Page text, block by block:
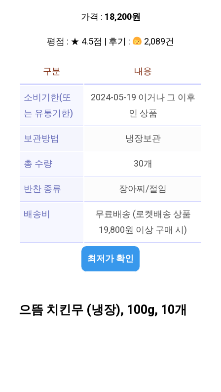
가격 : 18,200원
평점 : ★ 4.5점 | 후기 :
2,089건
구분
내용
소비기한(또
는 유통기한)
2024-05-19 이거나 그 이후
인 상품
보관방법
냉장보관
총 수량
30개
반찬 종류
장아찌/절임
배송비
무료배송 (로켓배송 상품
19,800원 이상 구매 시)
최저가 확인
으뜸 치킨무 (냉장), 100g, 10개